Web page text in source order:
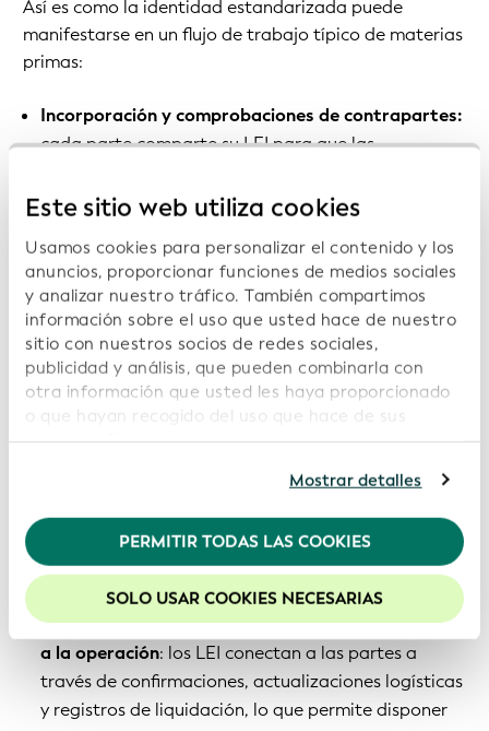
Este sitio web utiliza cookies
Usamos cookies para personalizar el contenido y los
anuncios, proporcionar funciones de medios sociales
y analizar nuestro tráfico. También compartimos
información sobre el uso que usted hace de nuestro
sitio con nuestros socios de redes sociales,
publicidad y análisis, que pueden combinarla con
otra información que usted les haya proporcionado
o que hayan recogido del uso que hace de sus
servicios. Si continúa usando nuestro sitio web,
Política de
privacidad.
Recomendamos mantener activadas las cookies
para mejorar la experiencia en nuestro sitio web.
Mostrar detalles
PERMITIR TODAS LAS COOKIES
SOLO USAR COOKIES NECESARIAS
Así es como la identidad estandarizada puede
manifestarse en un flujo de trabajo típico de materias
primas:
Incorporación y comprobaciones de contrapartes:
cada parte comparte su LEI para que las
servicios puedan identificar de forma fiable a la
verificados.
Configuración de la financiación comercial: Los
bancos y los proveedores de financiación comercial
utilizan los LEI para vincular las solicitudes, las
decisiones de crédito y la documentación a las
Entidades Legales correctas en todos los sistemas y
jurisdicciones.
Firma e intercambio de documentos electrónicos
la organización y la autorización de un firmante en
contratos electrónicos e intercambios de datos, lo
que reduce los pasos de verificación manual.
Controles y presentación de informes posteriores
a la operación: los LEI conectan a las partes a
través de confirmaciones, actualizaciones logísticas
y registros de liquidación, lo que permite disponer